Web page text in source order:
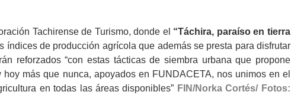
Tachirense de Turismo, donde el “Táchira, paraíso en tierra
índices de producción agrícola que además se presta para disfrutar
reforzados “con estas tácticas de siembra urbana que propone
más que nunca, apoyados en FUNDACETA, nos unimos en el
en todas las áreas disponibles” FIN/Norka Cortés/ Fotos: